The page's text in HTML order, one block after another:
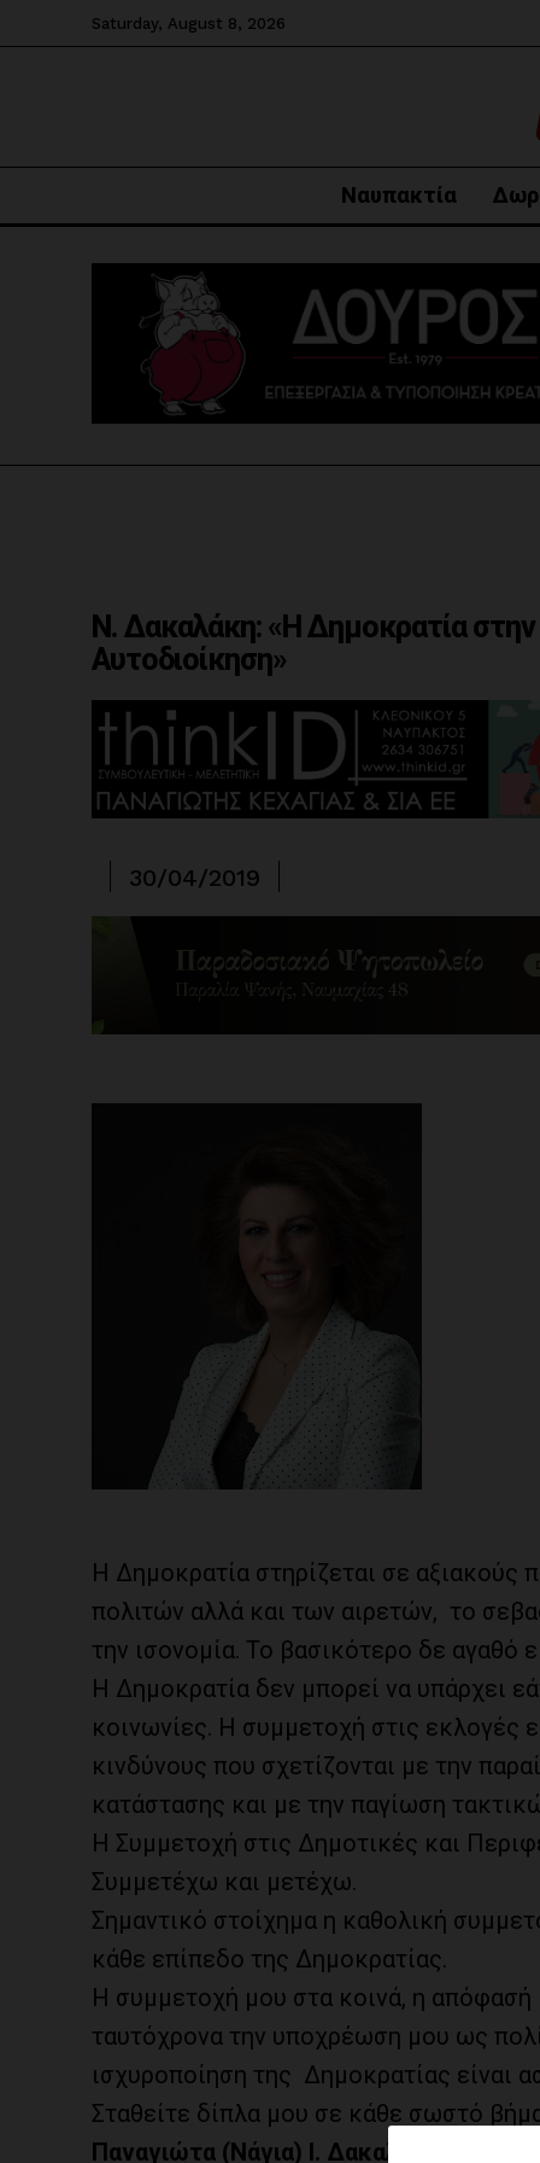
Saturday, August 8, 2026
Ναυπακτία
Ν. Δακαλάκη: «Η Δημοκρατία
Αυτοδιοίκηση»
30/04/2019
Η Δημοκρατία στηρίζεται σε αξιακούς
πολιτών αλλά και των αιρετών, το
την ισονομία. Το βασικότερο δε αγαθό
Η Δημοκρατία δεν μπορεί να υπάρχει
κοινωνίες. Η συμμετοχή στις εκλογές
κινδύνους που σχετίζονται με την
κατάστασης και με την παγίωση
Η Συμμετοχή στις Δημοτικές και
Συμμετέχω και μετέχω.
Σημαντικό στοίχημα η καθολική
κάθε επίπεδο της Δημοκρατίας.
Η συμμετοχή μου στα κοινά, η
ταυτόχρονα την υποχρέωση μου ως
ισχυροποίηση της Δημοκρατίας είναι
Σταθείτε δίπλα μου σε κάθε σωστό
Παναγιώτα (Νάγια) Ι. Δακαλάκη